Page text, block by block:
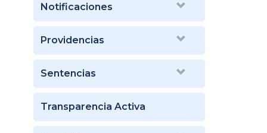
Notificaciones
Providencias
Sentencias
Transparencia Activa